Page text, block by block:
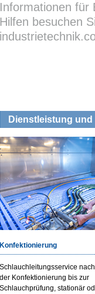
Informationen für
Hilfen besuchen
Dienstleistung
Konfektionierung
Schlauchleitungsservice
der Konfektionierung bis zur
Schlauchprüfung, stationär